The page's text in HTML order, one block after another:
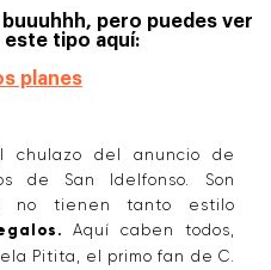
pero puedes ver
este tipo aquí:
planes
chulazo del anuncio de
de San Idelfonso. Son
no tienen tanto estilo
Aquí caben todos,
Pitita, el primo fan de C.